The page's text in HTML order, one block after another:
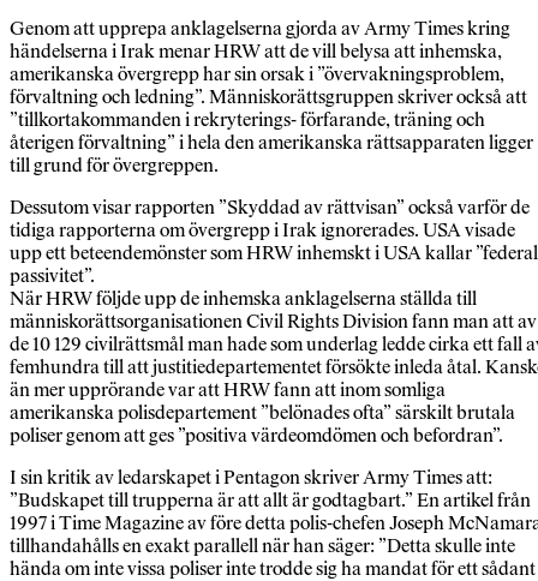
Genom att upprepa anklagelserna gjorda av Army Times kring
händelserna i Irak menar HRW att de vill belysa att inhemska,
amerikanska övergrepp har sin orsak i ”övervakningsproblem,
förvaltning och ledning”. Människorättsgruppen skriver också att
”tillkortakommanden i rekryterings- förfarande, träning och
återigen förvaltning” i hela den amerikanska rättsapparaten ligger
till grund för övergreppen.
Dessutom visar rapporten ”Skyddad av rättvisan” också varför de
tidiga rapporterna om övergrepp i Irak ignorerades. USA visade
upp ett beteendemönster som HRW inhemskt i USA kallar ”federal
passivitet”.
När HRW följde upp de inhemska anklagelserna ställda till
människorättsorganisationen Civil Rights Division fann man att av
de 10 129 civilrättsmål man hade som underlag ledde cirka ett fall
femhundra till att justitiedepartementet försökte inleda åtal.
än mer upprörande var att HRW fann att inom somliga
amerikanska polisdepartement ”belönades ofta” särskilt brutala
poliser genom att ges ”positiva värdeomdömen och befordran”.
I sin kritik av ledarskapet i Pentagon skriver Army Times att:
”Budskapet till trupperna är att allt är godtagbart.” En artikel från
1997 i Time Magazine av före detta polis-chefen Joseph
tillhandahålls en exakt parallell när han säger: ”Detta skulle inte
hända om inte vissa poliser inte trodde sig ha mandat för ett sådant